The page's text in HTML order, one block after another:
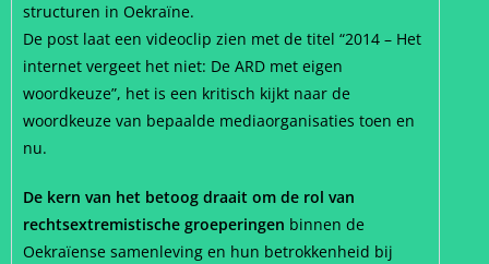
structuren in Oekraïne.
De post laat een videoclip zien met de titel “2014 – Het
internet vergeet het niet: De ARD met eigen
woordkeuze”, het is een kritisch kijkt naar de
woordkeuze van bepaalde mediaorganisaties toen en
nu.
De kern van het betoog draait om de rol van
rechtsextremistische groeperingen binnen de
Oekraïense samenleving en hun betrokkenheid bij